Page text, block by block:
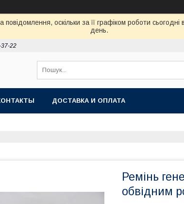
оскільки за її графіком роботи
день.
22
ДОСТАВКА И ОПЛАТА
Ремінь
обвідним